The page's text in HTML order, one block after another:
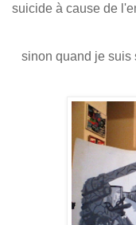
suicide à cause de
sinon quand je suis